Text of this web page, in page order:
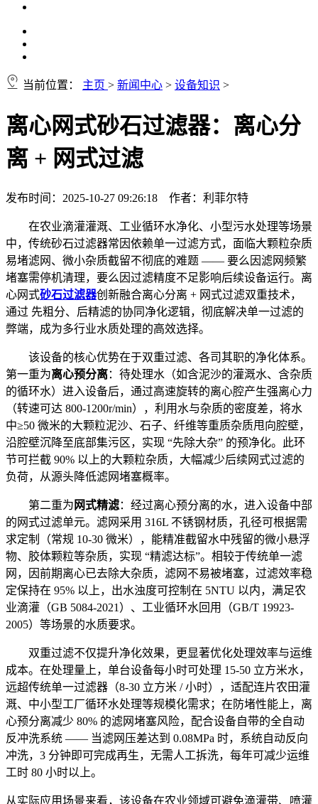
当前位置： 主页 > 新闻中心 > 设备知识 >
离心网式砂石过滤器：离心分
离 + 网式过滤
发布时间：2025-10-27 09:26:18 作者：利菲尔特
在农业滴灌灌溉、工业循环水净化、小型污水处理等场景
中，传统砂石过滤器常因依赖单一过滤方式，面临大颗粒杂质
易堵滤网、微小杂质截留不彻底的难题 —— 要么因滤网频繁
堵塞需停机清理，要么因过滤精度不足影响后续设备运行。离
心网式砂石过滤器创新融合离心分离 + 网式过滤双重技术，
通过 先粗分、后精滤的协同净化逻辑，彻底解决单一过滤的
弊端，成为多行业水质处理的高效选择。
该设备的核心优势在于双重过滤、各司其职的净化体系。
第一重为离心预分离：待处理水（如含泥沙的灌溉水、含杂质
的循环水）进入设备后，通过高速旋转的离心腔产生强离心力
（转速可达 800-1200r/min），利用水与杂质的密度差，将水
中≥50 微米的大颗粒泥沙、石子、纤维等重质杂质甩向腔壁，
沿腔壁沉降至底部集污区，实现 “先除大杂” 的预净化。此环
节可拦截 90% 以上的大颗粒杂质，大幅减少后续网式过滤的
负荷，从源头降低滤网堵塞概率。
第二重为 网式精滤：经过离心预分离的水，进入设备中部
的网式过滤单元。滤网采用 316L 不锈钢材质，孔径可根据需
求定制（常规 10-30 微米），能精准截留水中残留的微小悬浮
物、胶体颗粒等杂质，实现 “精滤达标”。相较于传统单一滤
网，因前期离心已去除大杂质，滤网不易被堵塞，过滤效率稳
定保持在 95% 以上，出水浊度可控制在 5NTU 以内，满足农
业滴灌（GB 5084-2021）、工业循环水回用（GB/T 19923-
2005）等场景的水质要求。
双重过滤不仅提升净化效果，更显著优化处理效率与运维
成本。在处理量上，单台设备每小时可处理 15-50 立方米水，
远超传统单一过滤器（8-30 立方米 / 小时），适配连片农田灌
溉、中小型工厂循环水处理等规模化需求；在防堵性能上，离
心预分离减少 80% 的滤网堵塞风险，配合设备自带的全自动
反冲洗系统 —— 当滤网压差达到 0.08MPa 时，系统自动反向
冲洗，3 分钟即可完成再生，无需人工拆洗，每年可减少运维
工时 80 小时以上。
从实际应用场景来看，该设备在农业领域可避免滴灌带、喷灌